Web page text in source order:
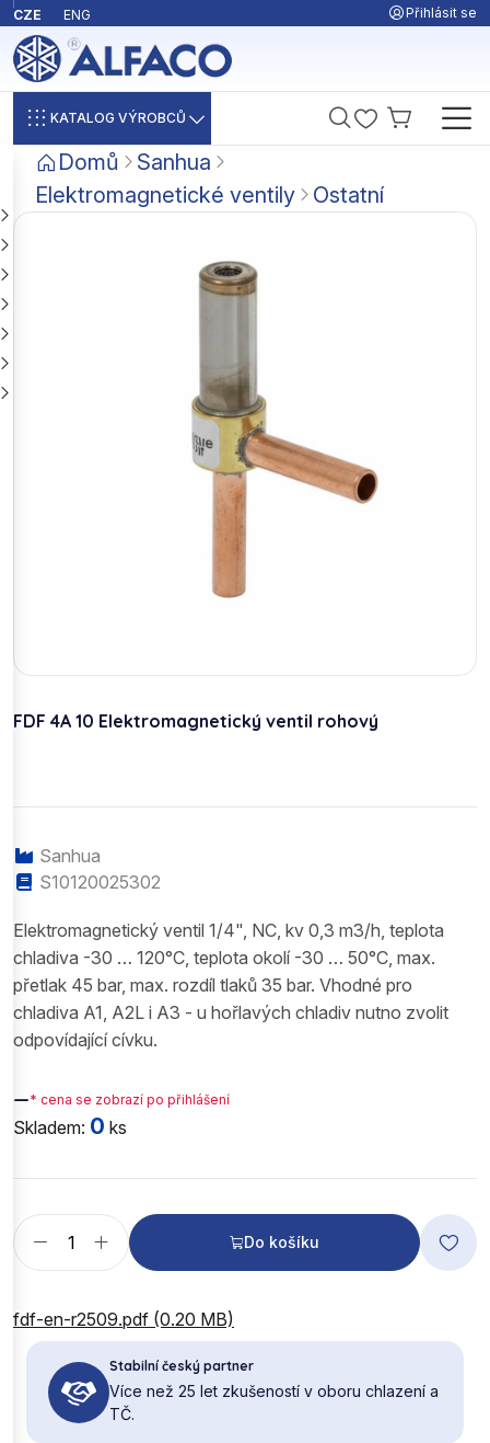
CZE ENG Přihlásit se
KATALOG VÝROBCŮ
Domů
Sanhua
Elektromagnetické ventily
Ostatní
FDF 4A 10 Elektromagnetický ventil rohový
Sanhua
S10120025302
Elektromagnetický ventil 1/4", NC, kv 0,3 m3/h, teplota
chladiva -30 … 120°C, teplota okolí -30 … 50°C, max.
přetlak 45 bar, max. rozdíl tlaků 35 bar. Vhodné pro
chladiva A1, A2L i A3 - u hořlavých chladiv nutno zvolit
odpovídající cívku.
—* cena se zobrazí po přihlášení
Skladem: 0 ks
Do košíku
fdf-en-r2509.pdf (0.20 MB)
Stabilní český partner
Více než 25 let zkušeností v oboru chlazení a
TČ.